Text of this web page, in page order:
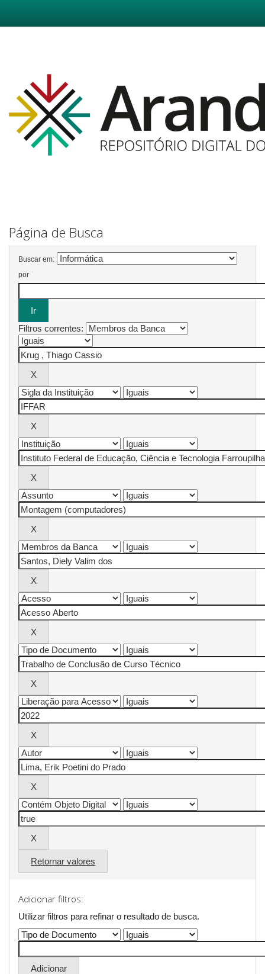
Página de Busca
Buscar em:
por
Filtros correntes:
Retornar valores
Adicionar filtros:
Utilizar filtros para refinar o resultado de busca.